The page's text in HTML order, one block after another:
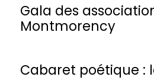
Gala des
Montmorency
Cabaret poétique :